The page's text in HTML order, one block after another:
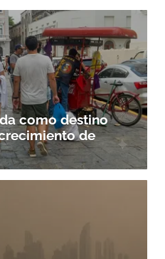
como destino
de